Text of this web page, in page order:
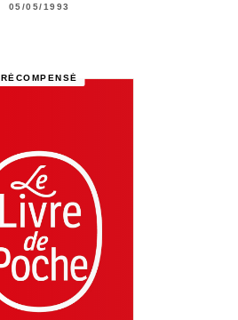
05/05/1993
RÉCOMPENSÉ